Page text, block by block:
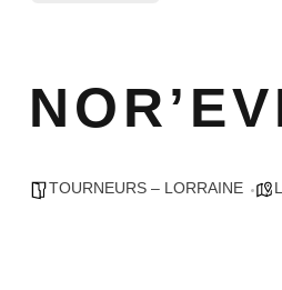
TOURNEURS – LORRAINE